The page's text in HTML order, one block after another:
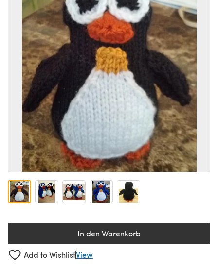
In den Warenkorb
Add to WishlistView